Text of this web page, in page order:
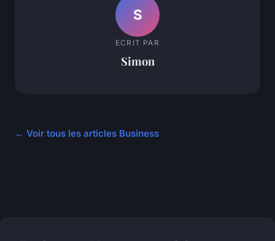
S
ECRIT PAR
Simon
← Voir tous les articles Business